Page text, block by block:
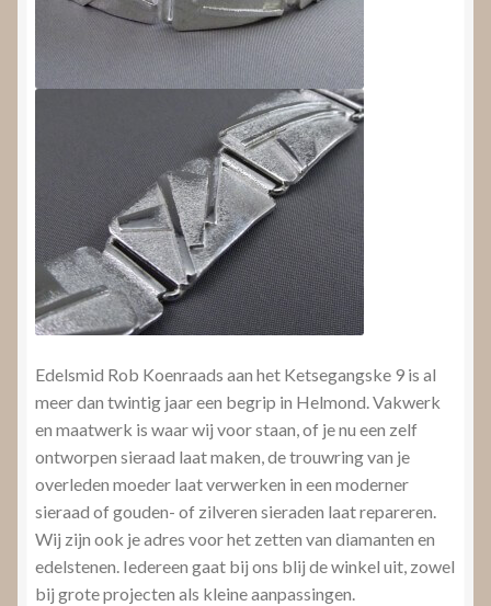
Edelsmid Rob Koenraads aan het Ketsegangske 9 is al
meer dan twintig jaar een begrip in Helmond. Vakwerk
en maatwerk is waar wij voor staan, of je nu een zelf
ontworpen sieraad laat maken, de trouwring van je
overleden moeder laat verwerken in een moderner
sieraad of gouden- of zilveren sieraden laat repareren.
Wij zijn ook je adres voor het zetten van diamanten en
edelstenen. Iedereen gaat bij ons blij de winkel uit, zowel
bij grote projecten als kleine aanpassingen.